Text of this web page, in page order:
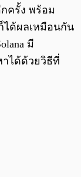
ครั้ง พร้อม
ได้ผลเหมือนกัน
มี
ได้ด้วยวิธีที่